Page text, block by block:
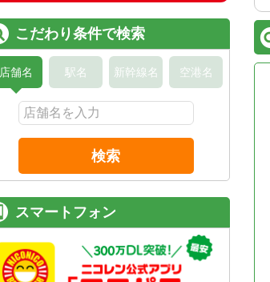
こだわり条件で検索
店舗名 駅名 新幹線名 空港名
検索
スマートフォン